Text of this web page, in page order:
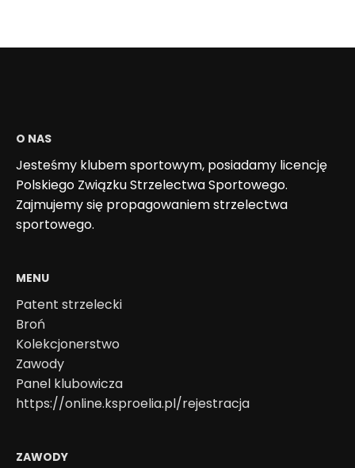
O NAS
Jesteśmy klubem sportowym, posiadamy licencję
Polskiego Związku Strzelectwa Sportowego.
Zajmujemy się propagowaniem strzelectwa
sportowego.
MENU
Patent strzelecki
Broń
Kolekcjonerstwo
Zawody
Panel klubowicza
https://online.ksproelia.pl/rejestracja
ZAWODY